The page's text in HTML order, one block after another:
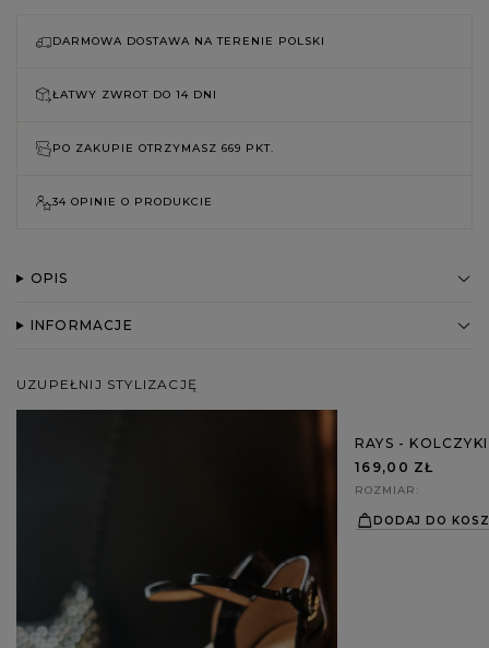
DARMOWA DOSTAWA NA TERENIE POLSKI
ŁATWY ZWROT DO 14 DNI
PO ZAKUPIE OTRZYMASZ 669 PKT.
34 OPINIE O PRODUKCIE
OPIS
INFORMACJE
UZUPEŁNIJ STYLIZACJĘ
RAYS -
169,00 ZŁ
ROZMIAR
DODAJ DO